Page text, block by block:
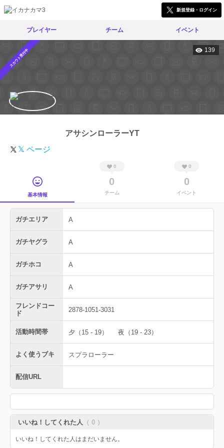
新規登録・ログイン
プレイヤー チーム イベント
スカウト受付中 139
アサシンローラーYT
𝕏 ページ
基本情報
0
0
チーム
0
0
イベント
ガチエリア A
ガチヤグラ A
ガチホコ A
ガチアサリ A
フレンドコー
ド
2878-1051-3031
活動時間帯 夕（15 - 19） 夜（19 - 23）
よく使うブキ スプラローラー
配信URL
いいね！してくれた人 （ 0 ）
いいね！してくれた人はまだいません。